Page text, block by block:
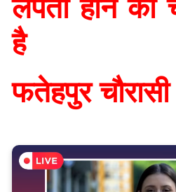
लपता होने की
है
फतेहपुर